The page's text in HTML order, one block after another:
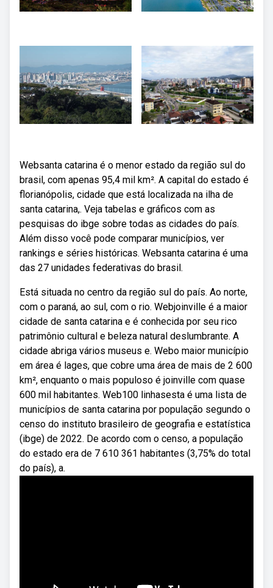
Websanta catarina é o menor estado da região sul do
brasil, com apenas 95,4 mil km². A capital do estado é
florianópolis, cidade que está localizada na ilha de
santa catarina,. Veja tabelas e gráficos com as
pesquisas do ibge sobre todas as cidades do país.
Além disso você pode comparar municípios, ver
rankings e séries históricas. Websanta catarina é uma
das 27 unidades federativas do brasil.
Está situada no centro da região sul do país. Ao norte,
com o paraná, ao sul, com o rio. Webjoinville é a maior
cidade de santa catarina e é conhecida por seu rico
patrimônio cultural e beleza natural deslumbrante. A
cidade abriga vários museus e. Webo maior município
em área é lages, que cobre uma área de mais de 2 600
km², enquanto o mais populoso é joinville com quase
600 mil habitantes. Web100 linhasesta é uma lista de
municípios de santa catarina por população segundo o
censo do instituto brasileiro de geografia e estatística
(ibge) de 2022. De acordo com o censo, a população
do estado era de 7 610 361 habitantes (3,75% do total
do país), a.